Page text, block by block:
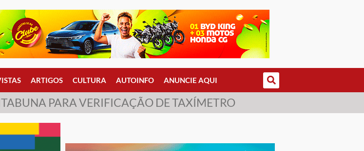
ARTIGOS CULTURA AUTOINFO ANUNCIE AQUI
PARA VERIFICAÇÃO DE TAXÍMETRO